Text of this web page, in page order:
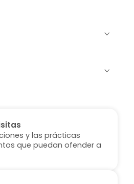
y las prácticas
que puedan ofender a